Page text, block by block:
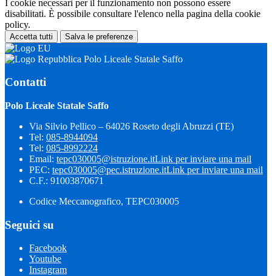
I cookie necessari per il funzionamento non possono essere
disabilitati. È possibile consultare l'elenco nella pagina della cookie
policy.
Accetta tutti Salva le preferenze
Polo Liceale Statale Saffo
Contatti
Polo Liceale Statale Saffo
Via Silvio Pellico – 64026 Roseto degli Abruzzi (TE)
Tel: 085-8944094
Tel: 085-8992224
Email: tepc030005@istruzione.itLink per inviare una mail
PEC: tepc030005@pec.istruzione.itLink per inviare una mail
C.F.: 91003870671
Codice Meccanografico, TEPC030005
Seguici su
Facebook
Youtube
Instagram